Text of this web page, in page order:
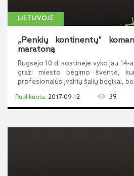
LIETUVOJE
„Penkių kontinentų“
maratoną
Rugsėjo 10 d. sostinėje vyko jau 14-
graži miesto bėgimo šventė,
profesionalūs įvairių šalių bėgikai,
2017-09-12 39